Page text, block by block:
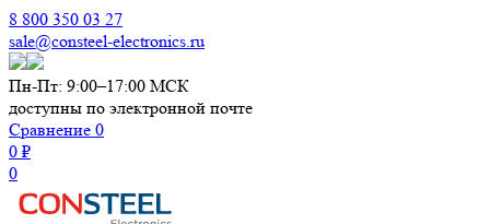
8 800 350 03 27
sale@consteel-electronics.ru
Пн-Пт: 9:00–17:00 МСК
доступны по электронной почте
Сравнение 0
0 ₽
0